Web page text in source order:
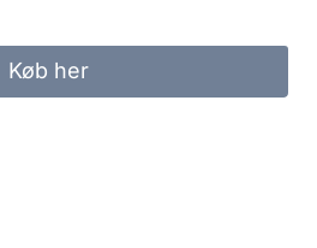
Køb her